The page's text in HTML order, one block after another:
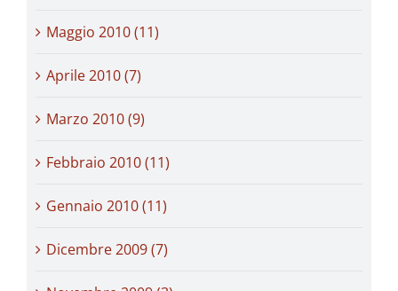
Maggio 2010 (11)
Aprile 2010 (7)
Marzo 2010 (9)
Febbraio 2010 (11)
Gennaio 2010 (11)
Dicembre 2009 (7)